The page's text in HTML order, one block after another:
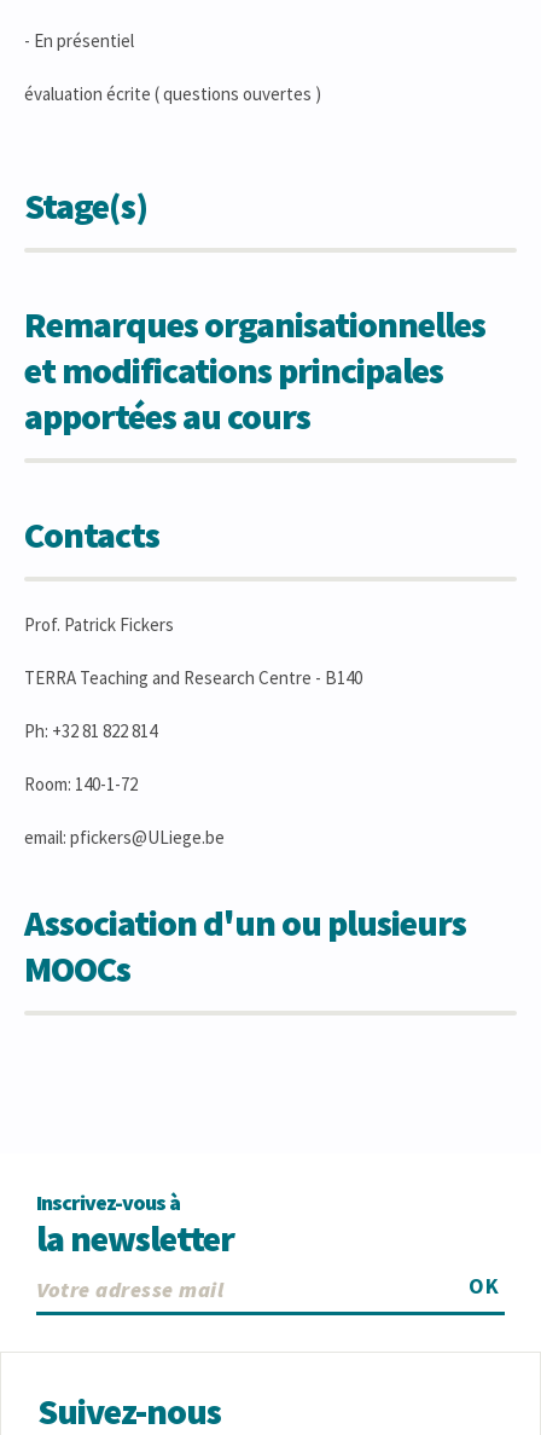
- En présentiel
évaluation écrite ( questions ouvertes )
Stage(s)
Remarques organisationnelles
et modifications principales
apportées au cours
Contacts
Prof. Patrick Fickers
TERRA Teaching and Research Centre - B140
Ph: +32 81 822 814
Room: 140-1-72
email: pfickers@ULiege.be
Association d'un ou plusieurs
MOOCs
Inscrivez-vous à
la newsletter
OK
Suivez-nous